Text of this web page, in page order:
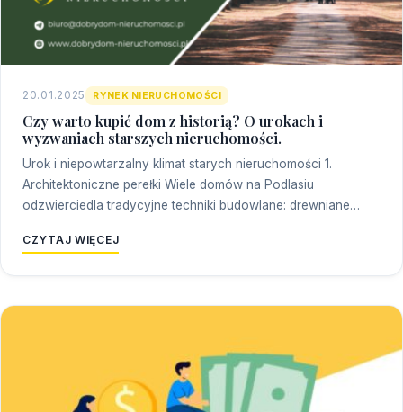
20.01.2025 RYNEK NIERUCHOMOŚCI
Czy warto kupić dom z historią? O urokach i
wyzwaniach starszych nieruchomości.
Urok i niepowtarzalny klimat starych nieruchomości 1.
Architektoniczne perełki Wiele domów na Podlasiu
odzwierciedla tradycyjne techniki budowlane: drewniane…
CZYTAJ WIĘCEJ